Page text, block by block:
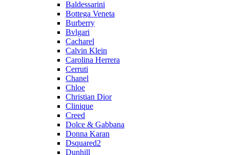
Baldessarini
Bottega Veneta
Burberry
Bvlgari
Cacharel
Calvin Klein
Carolina Herrera
Cerruti
Chanel
Chloe
Christian Dior
Clinique
Creed
Dolce & Gabbana
Donna Karan
Dsquared2
Dunhill